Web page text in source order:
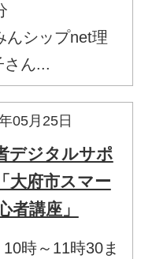
んシップnet理
さん...
05月25日
デジタルサポ
大府市スマー
者講座」
時～11時30ま